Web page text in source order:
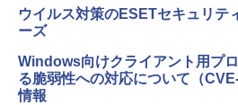
定バーチャルア
￥3,200
にもKindle出版
めのAIコーデ
￥99
ージ、防水、7
イ、色調調節ラ
テリー、広告無
ウイルス対策のESETセキュリテ
ーズ
Windows向けクライアント用プ
る脆弱性への対応について（
情報